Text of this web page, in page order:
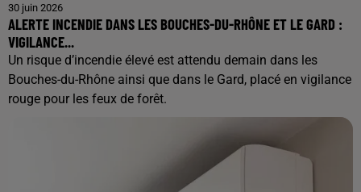
30 juin 2026
ALERTE INCENDIE DANS LES BOUCHES-DU-RHÔNE ET LE GARD :
VIGILANCE...
Un risque d’incendie élevé est attendu demain dans les
Bouches-du-Rhône ainsi que dans le Gard, placé en vigilance
rouge pour les feux de forêt.